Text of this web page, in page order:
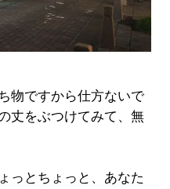
物ですから仕方ないで
丈をぶつけてみて、無
っとちょっと、あなた